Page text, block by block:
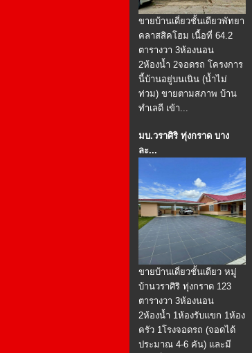
ขายบ้านเดี่ยวชั้นเดียวพัทยา
คลาสสิคโฮม เนื้อที่ 64.2
ตารางวา 3ห้องนอน
2ห้องน้ำ 2จอดรถ โครงการ
นี้บ้านอยู่บนเนิน (น้ำไม่
ท่วม) ขายตามสภาพ บ้าน
ทำเลดี เข้า...
มบ.วราศิริ ทุ่งกราด บาง
ละ...
ขายบ้านเดี่ยวชั้นเดียว หมู่
บ้านวราศิริ ทุ่งกราด 123
ตารางวา 3ห้องนอน
2ห้องน้ำ 1ห้องรับแขก 1ห้อง
ครัว 1โรงจอดรถ (จอดได้
ประมาณ 4-6 คัน) และมี